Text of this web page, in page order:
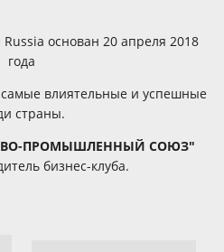
Russia основан 20 апреля 2018
года
самые влиятельные и успешные
страны.
ПРОМЫШЛЕННЫЙ СОЮЗ"
бизнес-клуба.